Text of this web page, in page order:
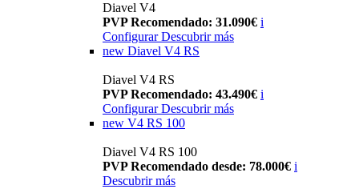
Diavel V4
PVP Recomendado: 31.090€ i
Configurar Descubrir más
new Diavel V4 RS
Diavel V4 RS
PVP Recomendado: 43.490€ i
Configurar Descubrir más
new V4 RS 100
Diavel V4 RS 100
PVP Recomendado desde: 78.000€ i
Descubrir más